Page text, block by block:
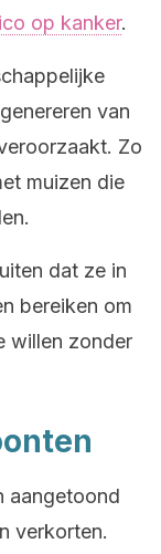
op kanker.
van
Zo
muizen die
dat ze in
bereiken om
willen zonder
aangetoond
verkorten.